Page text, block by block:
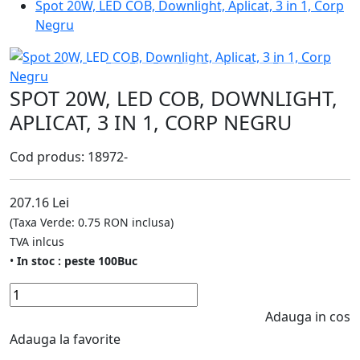
Spot 20W, LED COB, Downlight, Aplicat, 3 in 1, Corp
Negru
SPOT 20W, LED COB, DOWNLIGHT,
APLICAT, 3 IN 1, CORP NEGRU
Cod produs: 18972-
207.16 Lei
(Taxa Verde: 0.75 RON inclusa)
TVA inlcus
• In stoc : peste 100Buc
Adauga in cos
Adauga la favorite